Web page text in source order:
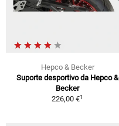
Hepco & Becker
Suporte desportivo da Hepco &
Becker
226,00 €1